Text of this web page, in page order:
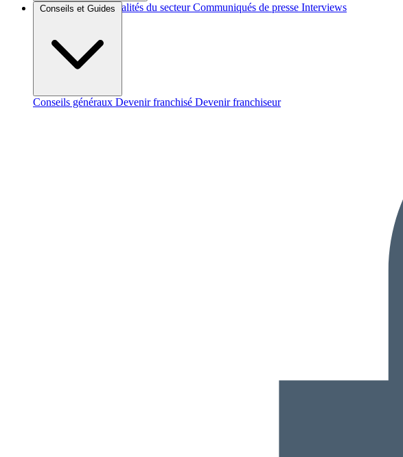
Brèves et actus Actualités du secteur Communiqués de presse Interviews
Conseils et Guides
Conseils généraux Devenir franchisé Devenir franchiseur